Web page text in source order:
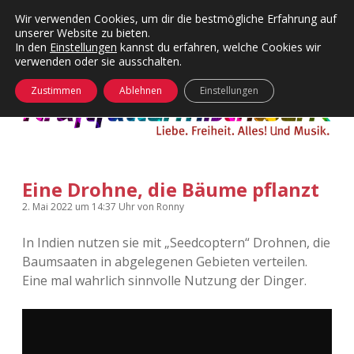
Kategorien
Menü
24 Hours Chilling
Die Wende
KFMW-Disco
Kopfkinomusik
KFMW-Disco
Dates
Contact
Menü
öffnen
Adventskalender 2010
facebook
instagram
rss soundcloud
vimeoBluesky
öffnen
Eine Drohne, die Bäume pflanzt
2. Mai 2022 um 14:37 Uhrvon Ronny
In Indien nutzen sie mit „Seedcoptern“ Drohnen, die
Baumsaaten in abgelegenen Gebieten verteilen.
Eine mal wahrlich sinnvolle Nutzung der Dinger.
Wir verwenden Cookies, um dir die bestmögliche Erfahrung auf
unserer Website zu bieten.
In den Einstellungen kannst du erfahren, welche Cookies wir
verwenden oder sie ausschalten.
Zustimmen Ablehnen Einstellungen